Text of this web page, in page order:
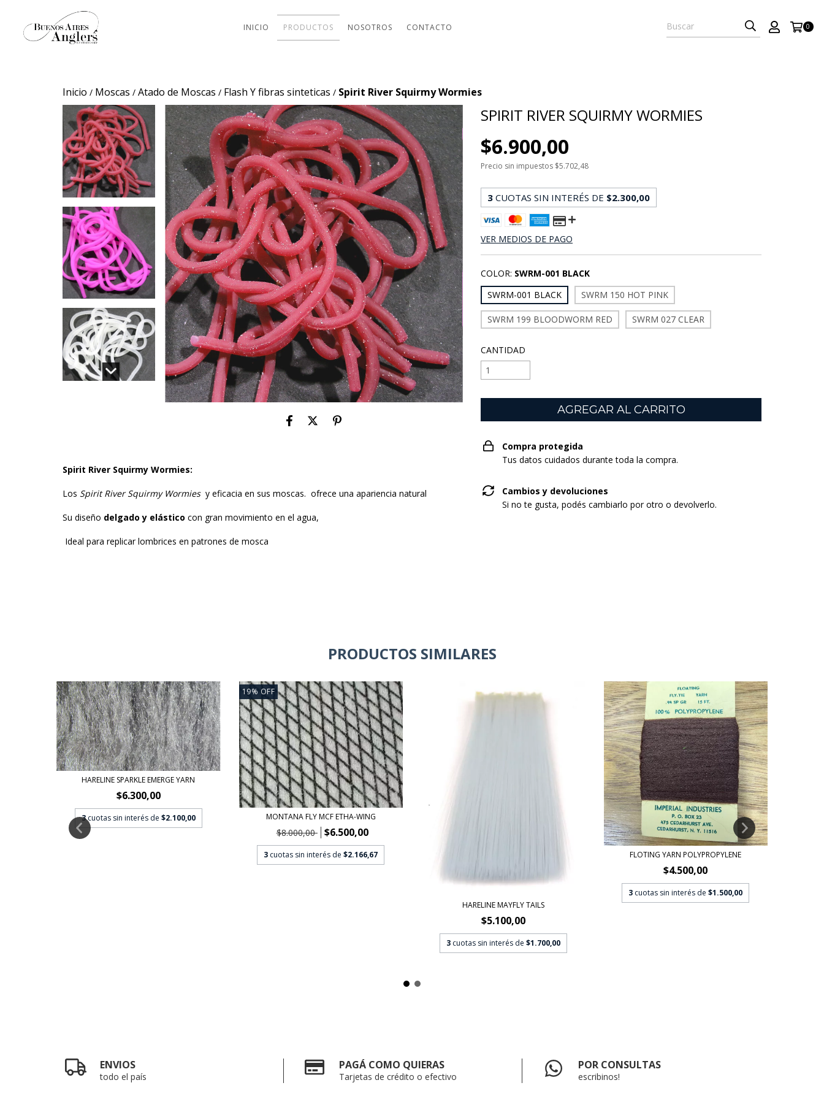
INICIO PRODUCTOS NOSOTROS CONTACTO 0
Inicio / Moscas / Atado de Moscas / Flash Y fibras sinteticas / Spirit River Squirmy Wormies
Spirit River Squirmy Wormies:
Los Spirit River Squirmy Wormiesy eficacia en sus moscas. ofrece una apariencia natural
Su diseño delgado y elástico con gran movimiento en el agua,
Ideal para replicar lombrices en patrones de mosca
SPIRIT RIVER SQUIRMY WORMIES
$6.900,00
Precio sin impuestos $5.702,48
3 CUOTAS SIN INTERÉS DE $2.300,00
VER MEDIOS DE PAGO
COLOR: SWRM-001 BLACK
SWRM-001 BLACK
SWRM 150 HOT PINK
SWRM 199 BLOODWORM RED SWRM 027 CLEAR
CANTIDAD
Compra protegida
Tus datos cuidados durante toda la compra.
Cambios y devoluciones
Si no te gusta, podés cambiarlo por otro o devolverlo.
PRODUCTOS SIMILARES
HARELINE SPARKLE EMERGE YARN
$6.300,00
3cuotas sin interés de $2.100,00
19% OFF
MONTANA FLY MCF ETHA-WING
$8.000,00 $6.500,00
3 cuotas sin interés de$2.166,67
HARELINE MAYFLY TAILS
$5.100,00
3 cuotas sin interés de $1.700,00
FLOTING YARN POLYPROPYLENE
$4.500,00
3 cuotas sin interés de$1.500,00
ENVIOS
todo el país
PAGÁ COMO QUIERAS
Tarjetas de crédito o efectivo
POR CONSULTAS
escribinos!